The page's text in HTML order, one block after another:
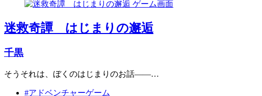
迷救奇譚 はじまりの邂逅
千黒
そうそれは、ぼくのはじまりのお話――…
#アドベンチャーゲーム